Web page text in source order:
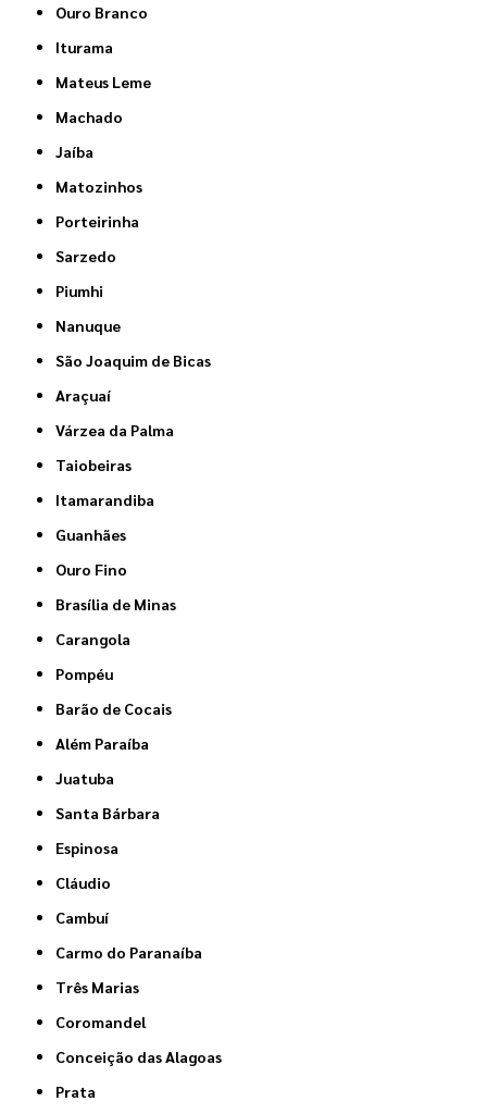
Ouro Branco
Iturama
Mateus Leme
Machado
Jaíba
Matozinhos
Porteirinha
Sarzedo
Piumhi
Nanuque
São Joaquim de Bicas
Araçuaí
Várzea da Palma
Taiobeiras
Itamarandiba
Guanhães
Ouro Fino
Brasília de Minas
Carangola
Pompéu
Barão de Cocais
Além Paraíba
Juatuba
Santa Bárbara
Espinosa
Cláudio
Cambuí
Carmo do Paranaíba
Três Marias
Coromandel
Conceição das Alagoas
Prata